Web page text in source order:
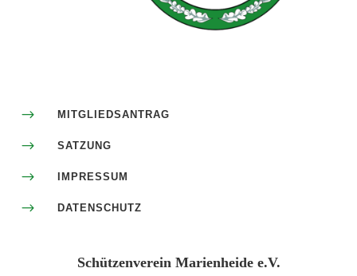
$ MITGLIEDSANTRAG
$ SATZUNG
$ IMPRESSUM
$ DATENSCHUTZ
Schützenverein Marienheide e.V.